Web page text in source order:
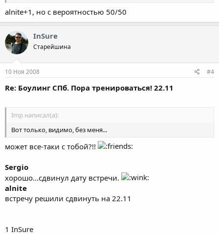
alnite+1, но с вероятностью 50/50
InSure
Старейшина
10 Ноя 2008 #4
Re: Боулинг СПб. Пора тренироваться! 22.11
Imp написал(а):
Вот только, видимо, без меня...
может все-таки с тобой?!!
Sergio
хорошо...сдвинул дату встречи.
alnite
встречу решили сдвинуть на 22.11
1 InSure